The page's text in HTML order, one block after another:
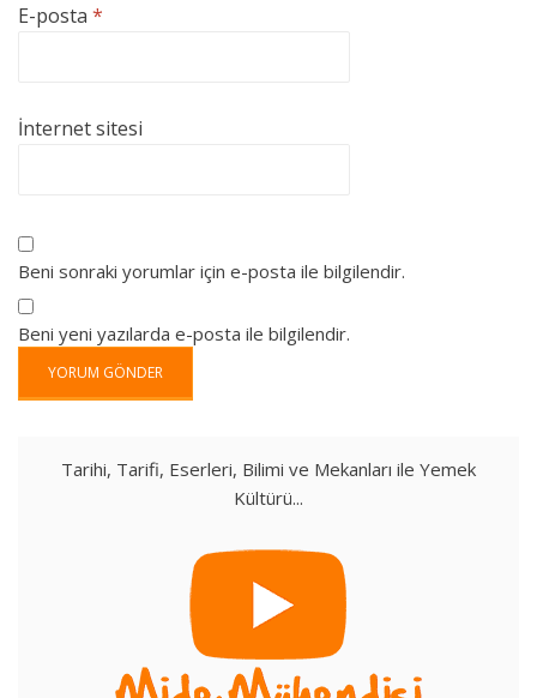
E-posta *
İnternet sitesi
Beni sonraki yorumlar için e-posta ile bilgilendir.
Beni yeni yazılarda e-posta ile bilgilendir.
Tarihi, Tarifi, Eserleri, Bilimi ve Mekanları ile Yemek
Kültürü...